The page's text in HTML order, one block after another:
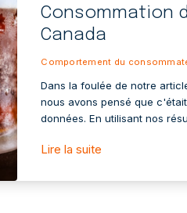
Consommation
Canada
Comportement du
Dans la foulée de notre
nous avons pensé que
données. En utilisant nos
Lire la suite